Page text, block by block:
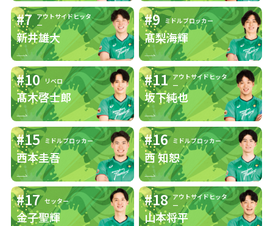
憧れ・目標の
バレーボール
選手
多くの選手を参考にしていま
す
バレーボール
界のライバル
同ポジションの選手全員
仲のよい選手 新井選手
広島サンダー
ズの魅力
広島愛
#7
新井雄大
アウトサイドヒッタ
ー
#9
髙梨海輝
ミドルブロッカー
#10
髙木啓士郎
リベロ #11
坂下純也
アウトサイドヒッタ
ー
#15
西本圭吾
ミドルブロッカー #16
西 知恕
ミドルブロッカー
#17
金子聖輝
セッター #18
山本将平
アウトサイドヒッタ
ー